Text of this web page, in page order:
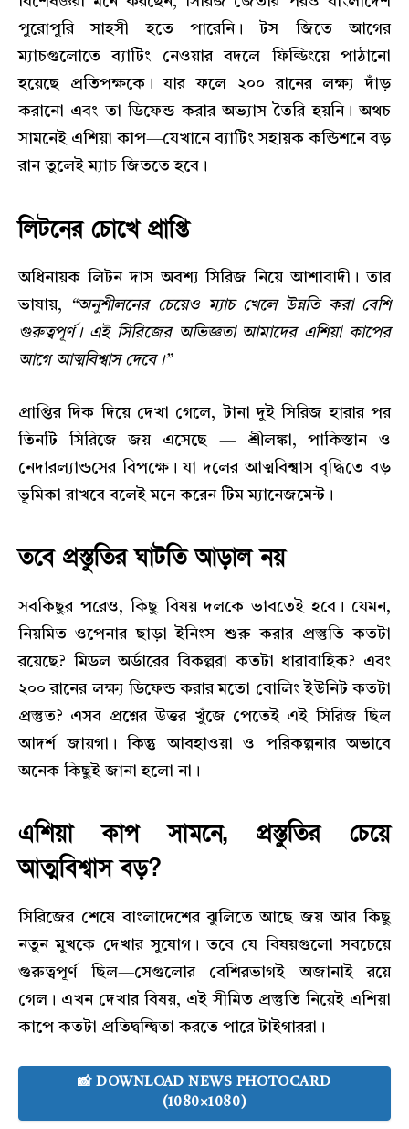
পুরোপুরি সাহসী হতে পারেনি। টস জিতে আগের
ম্যাচগুলোতে ব্যাটিং নেওয়ার বদলে ফিল্ডিংয়ে পাঠানো
হয়েছে প্রতিপক্ষকে। যার ফলে ২০০ রানের লক্ষ্য দাঁড়
করানো এবং তা ডিফেন্ড করার অভ্যাস তৈরি হয়নি। অথচ
সামনেই এশিয়া কাপ—যেখানে ব্যাটিং সহায়ক কন্ডিশনে বড়
রান তুলেই ম্যাচ জিততে হবে।
লিটনের চোখে প্রাপ্তি
অধিনায়ক লিটন দাস অবশ্য সিরিজ নিয়ে আশাবাদী। তার
ভাষায়,
“অনুশীলনের চেয়েও ম্যাচ খেলে উন্নতি করা বেশি
গুরুত্বপূর্ণ। এই সিরিজের অভিজ্ঞতা আমাদের এশিয়া কাপের
আগে আত্মবিশ্বাস দেবে।”
প্রাপ্তির দিক দিয়ে দেখা গেলে, টানা দুই সিরিজ হারার পর
তিনটি সিরিজে জয় এসেছে — শ্রীলঙ্কা, পাকিস্তান ও
নেদারল্যান্ডসের বিপক্ষে। যা দলের আত্মবিশ্বাস বৃদ্ধিতে বড়
ভূমিকা রাখবে বলেই মনে করেন টিম ম্যানেজমেন্ট।
তবে প্রস্তুতির ঘাটতি আড়াল নয়
সবকিছুর পরেও, কিছু বিষয় দলকে ভাবতেই হবে। যেমন,
নিয়মিত ওপেনার ছাড়া ইনিংস শুরু করার প্রস্তুতি কতটা
রয়েছে? মিডল অর্ডারের বিকল্পরা কতটা ধারাবাহিক? এবং
২০০ রানের লক্ষ্য ডিফেন্ড করার মতো বোলিং ইউনিট কতটা
প্রস্তুত? এসব প্রশ্নের উত্তর খুঁজে পেতেই এই সিরিজ ছিল
আদর্শ জায়গা। কিন্তু আবহাওয়া ও পরিকল্পনার অভাবে
অনেক কিছুই জানা হলো না।
এশিয়া কাপ সামনে, প্রস্তুতির চেয়ে
আত্মবিশ্বাস বড়?
সিরিজের শেষে বাংলাদেশের ঝুলিতে আছে জয় আর কিছু
নতুন মুখকে দেখার সুযোগ। তবে যে বিষয়গুলো সবচেয়ে
গুরুত্বপূর্ণ ছিল—সেগুলোর বেশিরভাগই অজানাই রয়ে
গেল। এখন দেখার বিষয়, এই সীমিত প্রস্তুতি নিয়েই এশিয়া
কাপে কতটা প্রতিদ্বন্দ্বিতা করতে পারে টাইগাররা।
📸 DOWNLOAD NEWS PHOTOCARD
(1080×1080)